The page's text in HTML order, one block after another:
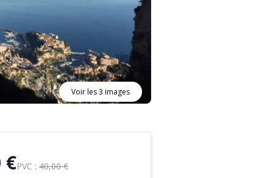
Voir les 3 images
€PVC :40,00 €